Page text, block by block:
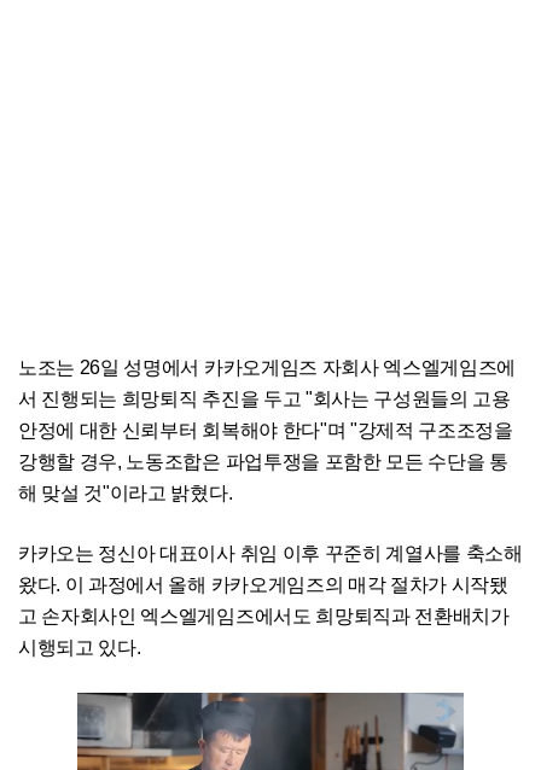
노조는 26일 성명에서 카카오게임즈 자회사 엑스엘게임즈에
서 진행되는 희망퇴직 추진을 두고 "회사는 구성원들의 고용
안정에 대한 신뢰부터 회복해야 한다"며 "강제적 구조조정을
강행할 경우, 노동조합은 파업투쟁을 포함한 모든 수단을 통
해 맞설 것"이라고 밝혔다.
카카오는 정신아 대표이사 취임 이후 꾸준히 계열사를 축소해
왔다. 이 과정에서 올해 카카오게임즈의 매각 절차가 시작됐
고 손자회사인 엑스엘게임즈에서도 희망퇴직과 전환배치가
시행되고 있다.